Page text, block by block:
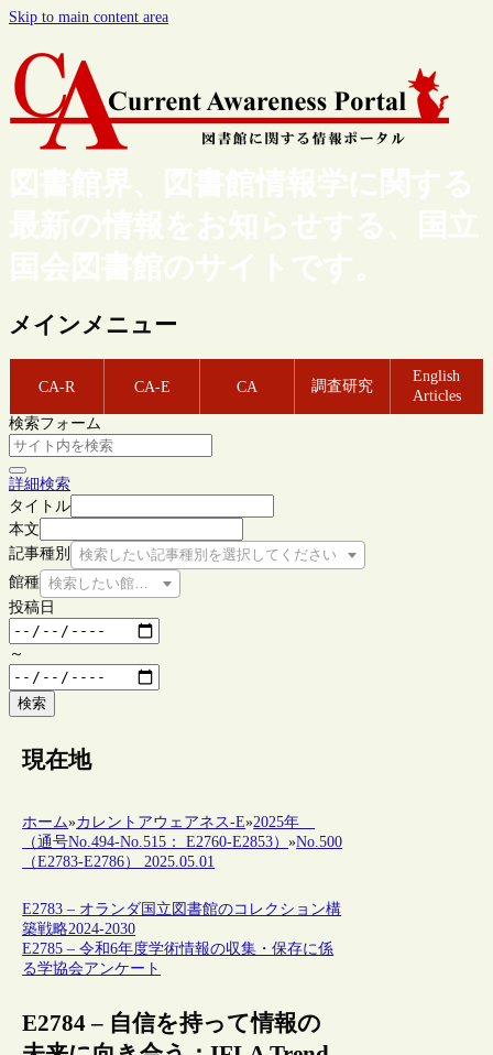
Skip to main content area
図書館界、図書館情報学に関する
最新の情報をお知らせする、国立
国会図書館のサイトです。
メインメニュー
CA-R CA-E CA 調査研究
English
Articles
検索フォーム
詳細検索
タイトル
本文
記事種別
検索したい記事種別を選択してください
館種 検索したい館種を選択してください
投稿日
～
検索
現在地
ホーム»カレントアウェアネス-E»2025年
（通号No.494-No.515： E2760-E2853）»No.500
（E2783-E2786） 2025.05.01
E2783 – オランダ国立図書館のコレクション構
築戦略2024-2030
E2785 – 令和6年度学術情報の収集・保存に係
る学協会アンケート
E2784 – 自信を持って情報の